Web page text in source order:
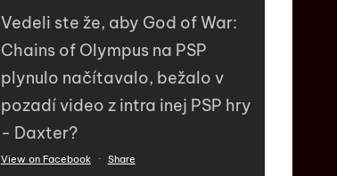
Vedeli ste že, aby God of War:
Chains of Olympus na PSP
plynulo načítavalo, bežalo v
pozadí video z intra inej PSP hry
- Daxter?
View on Facebook · Share